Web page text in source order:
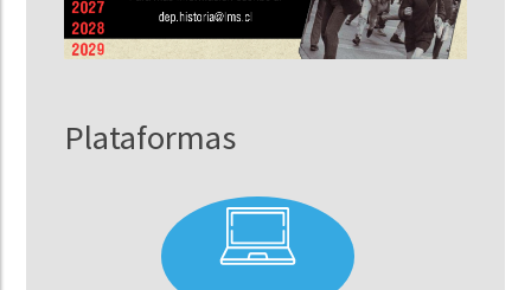
Plataformas